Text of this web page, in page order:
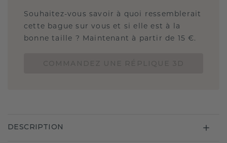
Souhaitez-vous savoir à quoi ressemblerait
cette bague sur vous et si elle est à la
bonne taille ? Maintenant à partir de 15 €.
DESCRIPTION